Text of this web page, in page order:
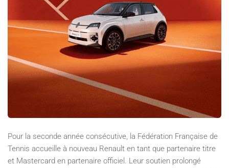
Pour la seconde année consécutive, la Fédération Française de
Tennis accueille à nouveau Renault en tant que partenaire titre
et Mastercard en partenaire officiel. Leur soutien prolongé